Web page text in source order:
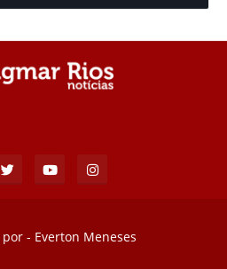
por - Everton Meneses